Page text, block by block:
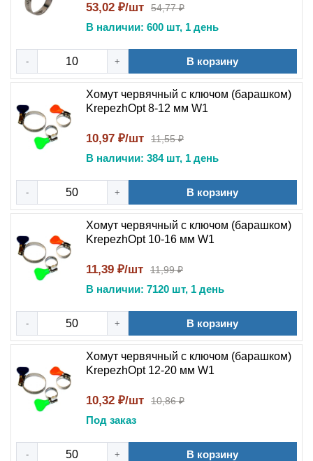
53,02 ₽/шт 54,77 ₽
В наличии: 600 шт, 1 день
- + В корзину
Хомут червячный с ключом (барашком)
KrepezhOpt 8-12 мм W1
10,97 ₽/шт 11,55 ₽
В наличии: 384 шт, 1 день
- + В корзину
Хомут червячный с ключом (барашком)
KrepezhOpt 10-16 мм W1
11,39 ₽/шт 11,99 ₽
В наличии: 7120 шт, 1 день
- + В корзину
Хомут червячный с ключом (барашком)
KrepezhOpt 12-20 мм W1
10,32 ₽/шт 10,86 ₽
Под заказ
- + В корзину